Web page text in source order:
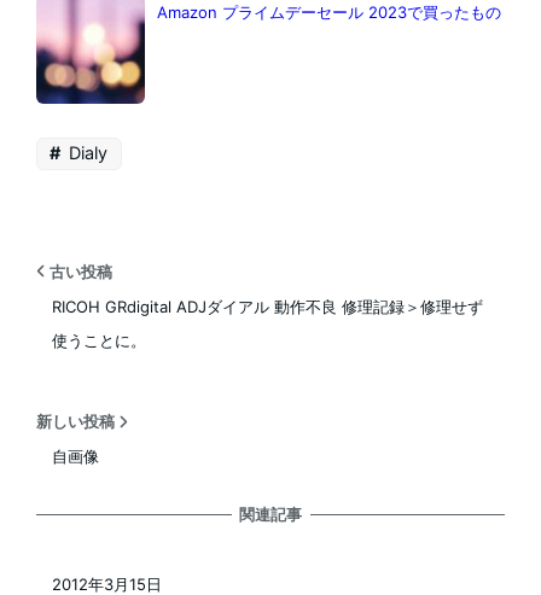
Amazon プライムデーセール 2023で買ったもの
Dialy
古い投稿
RICOH GRdigital ADJダイアル 動作不良 修理記録＞修理せず
使うことに。
新しい投稿
自画像
関連記事
2012年3月15日